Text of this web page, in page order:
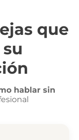
que
hablar sin